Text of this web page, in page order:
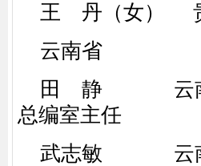
王 丹（女） 贵
云南省
田 静 云南日
总编室主任
武志敏 云南电